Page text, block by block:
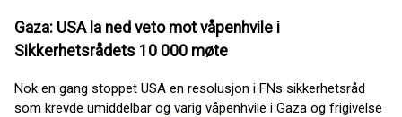
Gaza: USA la ned veto mot våpenhvile i
Sikkerhetsrådets 10 000 møte
Nok en gang stoppet USA en resolusjon i FNs sikkerhetsråd
som krevde umiddelbar og varig våpenhvile i Gaza og frigivelse